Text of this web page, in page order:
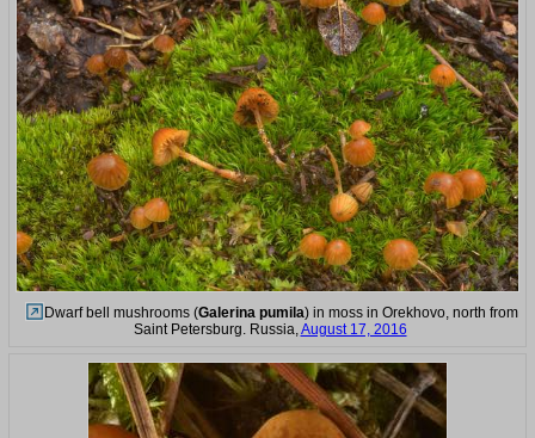
Dwarf bell mushrooms (Galerina pumila) in moss in Orekhovo, north from
Saint Petersburg. Russia,August 17, 2016